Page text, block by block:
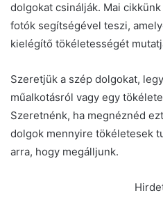
dolgokat csinálják. Mai
fotók segítségével teszi,
kielégítő tökéletességét
Szeretjük a szép dolgokat,
műalkotásról vagy egy
Szeretnénk, ha megnéznéd
dolgok mennyire tökéletesek
arra, hogy megálljunk.